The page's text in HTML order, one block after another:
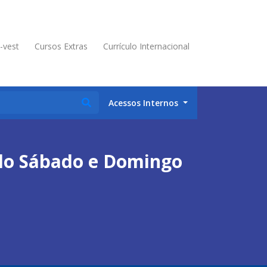
vest Cursos Extras Currículo Internacional
Acessos Internos
Sábado e Domingo